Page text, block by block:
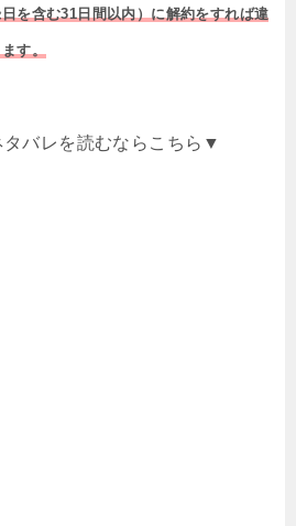
を含む31日間以内）に解約をすれば違
す。
バレを読むならこちら▼